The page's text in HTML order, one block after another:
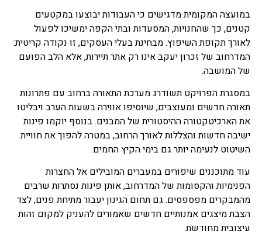
במועצה המקומית מדגישים כי העבודות יבוצעו במקטעים
קטנים, כך שהחנויות, המסעדות ובתי הקפה ימשיכו לפעול
לאורך תקופת השיפוץ. מבחינת בעלי העסקים, זו נקודה קריטית:
המדרחוב של זכרון יעקב אינו רק אתר תיירות, אלא הלב הפועם
של המושבה.
במסגרת הפרויקט תשודרג מערכת התאורה ברחוב עם פתרונות
תאורה חדשים ומעוצבים, שיוסיפו אווירה בשעות הערב ויבליטו
את הארכיטקטורה ההיסטורית של המבנים. בנוסף יוקמו פינות
ישיבה חדשות והצללות לאורך הרחוב, במטרה להפוך את חוויית
השיטוט לנעימה יותר גם בימי הקיץ החמים.
עוד מתוכננים שיפורים במעברים המובילים אל החצרות
הפנימיות והקסומות של המדרחוב, אותן פינות נסתרות שרבים
מהמבקרים מפספסים. גם תחום הגינון יעבור מתיחת פנים, לצד
הצבת מיצגים אמנותיים חדשים שאמורים להעניק למקום זהות
עיצובית מחודשת.